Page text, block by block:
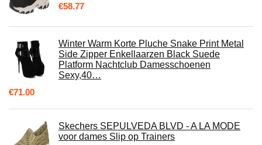
€58.77
Winter Warm Korte Pluche Snake Print Metal
Side Zipper Enkellaarzen Black Suede
Platform Nachtclub Damesschoenen
Sexy,40…
€71.00
Skechers SEPULVEDA BLVD - A LA MODE
voor dames Slip op Trainers